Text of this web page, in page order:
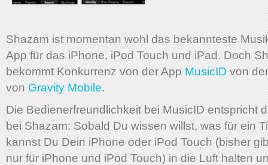
Shazam ist momentan wohl das bekannteste
App für das iPhone, iPod Touch und iPad. Doch
bekommt Konkurrenz von der App MusicID von
von Gravity Mobile.
Die Bedienerfreundlichkeit bei MusicID entspricht
bei Shazam: Sobald Du wissen willst, was für ein
kannst Du Dein iPhone oder iPod Touch (bisher
nur für iPhone und iPod Touch) in die Luft halten